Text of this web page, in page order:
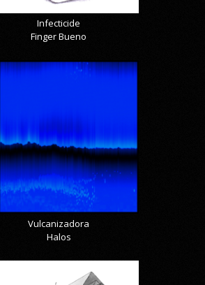
Infecticide
Finger Bueno
Vulcanizadora
Halos